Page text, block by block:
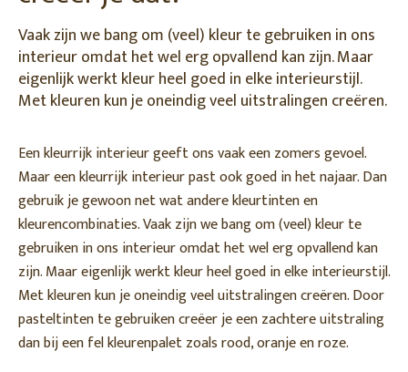
Vaak zijn we bang om (veel) kleur te gebruiken in ons
interieur omdat het wel erg opvallend kan zijn. Maar
eigenlijk werkt kleur heel goed in elke interieurstijl.
Met kleuren kun je oneindig veel uitstralingen creëren.
Een kleurrijk interieur geeft ons vaak een zomers gevoel.
Maar een kleurrijk interieur past ook goed in het najaar. Dan
gebruik je gewoon net wat andere kleurtinten en
kleurencombinaties. Vaak zijn we bang om (veel) kleur te
gebruiken in ons interieur omdat het wel erg opvallend kan
zijn. Maar eigenlijk werkt kleur heel goed in elke interieurstijl.
Met kleuren kun je oneindig veel uitstralingen creëren. Door
pasteltinten te gebruiken creëer je een zachtere uitstraling
dan bij een fel kleurenpalet zoals rood, oranje en roze.